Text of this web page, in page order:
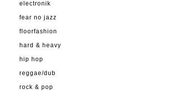
electronik
fear no jazz
floorfashion
hard & heavy
hip hop
reggae/dub
rock & pop